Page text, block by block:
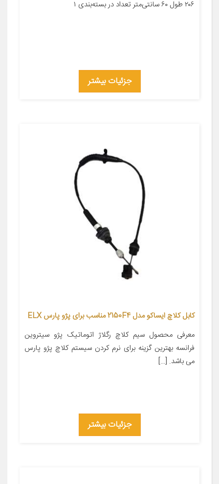
۲۰۶ طول ۶۰ سانتی‌متر تعداد در بسته‌بندی ۱
جزئیات بیشتر
کابل کلاچ ایساکو مدل 2150F4 مناسب برای پژو پارس ELX
معرفی محصول سیم کلاچ رگلاژ اتوماتیک پژو سیتروین
فرانسه بهترین گزینه برای نرم کردن سیستم کلاچ پژو پارس
می باشد. […]
جزئیات بیشتر